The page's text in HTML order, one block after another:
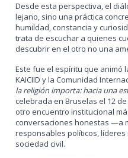
Desde esta perspectiva, el
lejano, sino una práctica
humildad, constancia y
trata de escuchar a quienes
descubrir en el otro no una
Este fue el espíritu que animó
KAICIID y la Comunidad
la religión importa: hacia una
celebrada en Bruselas el 12
otro encuentro institucional
conversaciones honestas —a
responsables políticos,
sociedad civil.